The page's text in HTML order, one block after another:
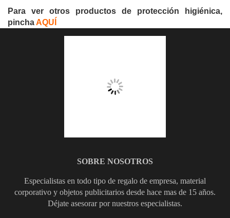
Para ver otros productos de protección higiénica,
pinchaAQUÍ
SOBRE NOSOTROS
Especialistas en todo tipo de regalo de empresa, material
corporativo y objetos publicitarios desde hace mas de 15 años.
Déjate asesorar por nuestros especialistas.